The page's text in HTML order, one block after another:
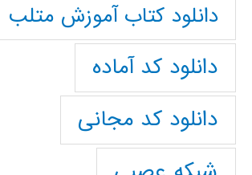
دانلود کتاب آموزش متلب
دانلود کد آماده
دانلود کد مجانی